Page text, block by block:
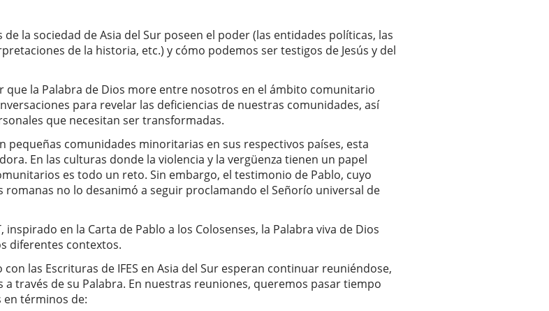
la sociedad de Asia del Sur poseen el poder (las entidades políticas, las
de la historia, etc.) y cómo podemos ser testigos de Jesús y del
la Palabra de Dios more entre nosotros en el ámbito comunitario
para revelar las deficiencias de nuestras comunidades, así
que necesitan ser transformadas.
pequeñas comunidades minoritarias en sus respectivos países, esta
En las culturas donde la violencia y la vergüenza tienen un papel
es todo un reto. Sin embargo, el testimonio de Pablo, cuyo
no lo desanimó a seguir proclamando el Señorío universal de
en la Carta de Pablo a los Colosenses, la Palabra viva de Dios
diferentes contextos.
las Escrituras de IFES en Asia del Sur esperan continuar reuniéndose,
través de su Palabra. En nuestras reuniones, queremos pasar tiempo
en términos de: